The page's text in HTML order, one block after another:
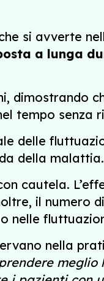
si avverte
a lunga
dimostrando
tempo senza
delle
della malattia.
cautela.
il numero
nelle
nella